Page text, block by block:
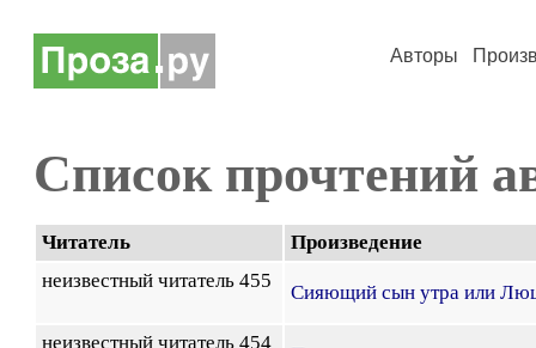
Авторы
Список прочтений
Читатель
Произведение
неизвестный читатель 455
Сияющий сын утра или
неизвестный читатель 454